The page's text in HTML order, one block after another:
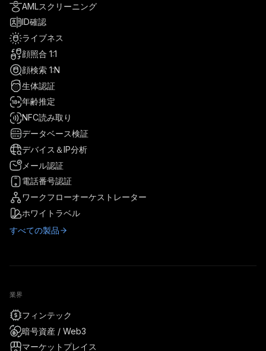
AMLスクリーニング
ID確認
ライブネス
顔照合 1:1
顔検索 1:N
生体認証
年齢推定
NFC読み取り
データベース検証
デバイス＆IP分析
メール認証
電話番号認証
ワークフローオーケストレーター
ホワイトラベル
すべての製品
業界
フィンテック
暗号資産 / Web3
マーケットプレイス